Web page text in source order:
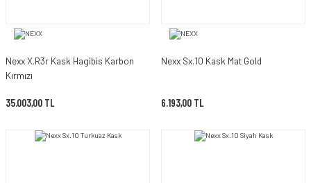
Nexx X.R3r Kask Hagibis Karbon
Kırmızı
35.003,00 TL
Nexx Sx.10 Kask Mat Gold
6.193,00 TL